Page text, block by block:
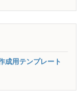
成用テンプレート